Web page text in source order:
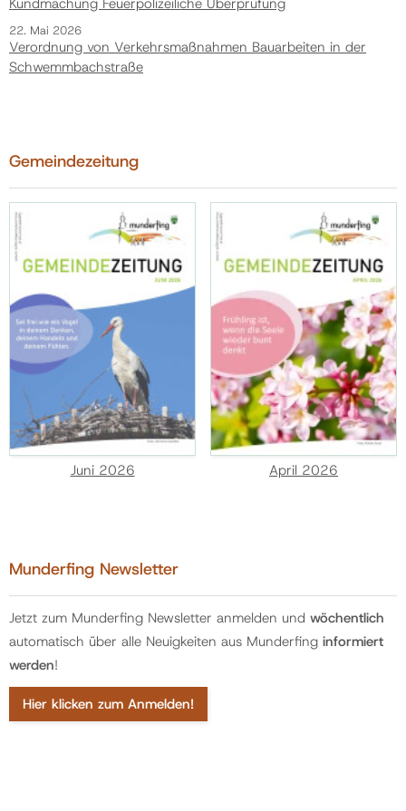
22. Mai 2026
Verordnung von Verkehrsmaßnahmen Bauarbeiten in der
Schwemmbachstraße
Gemeindezeitung
Juni 2026 April 2026
Munderfing Newsletter
Jetzt zum Munderfing Newsletter anmelden und wöchentlich
automatisch über alle Neuigkeiten aus Munderfing informiert
werden!
Hier klicken zum Anmelden!